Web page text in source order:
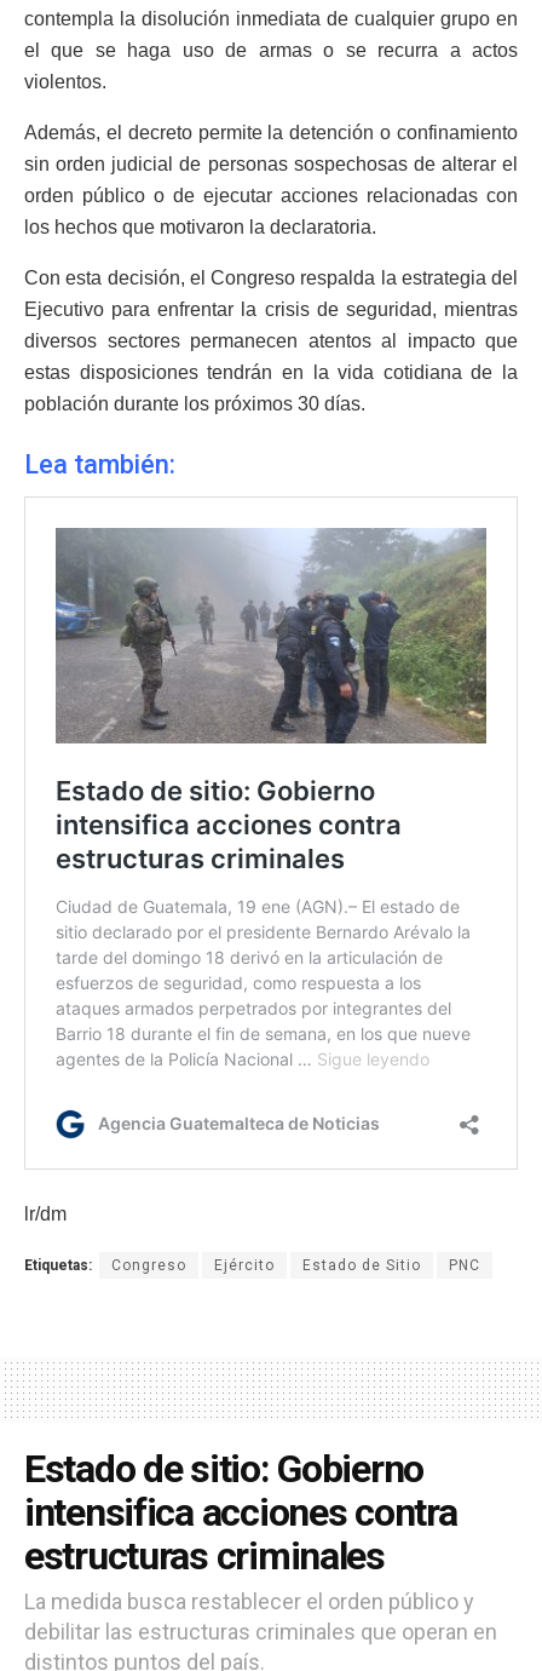
contempla la disolución inmediata de cualquier grupo en
el que se haga uso de armas o se recurra a actos
violentos.
Además, el decreto permite la detención o confinamiento
sin orden judicial de personas sospechosas de alterar el
orden público o de ejecutar acciones relacionadas con
los hechos que motivaron la declaratoria.
Con esta decisión, el Congreso respalda la estrategia del
Ejecutivo para enfrentar la crisis de seguridad, mientras
diversos sectores permanecen atentos al impacto que
estas disposiciones tendrán en la vida cotidiana de la
población durante los próximos 30 días.
Lea también:
lr/dm
Etiquetas: Congreso Ejército Estado de Sitio PNC
Estado de sitio: Gobierno
intensifica acciones contra
estructuras criminales
La medida busca restablecer el orden público y
debilitar las estructuras criminales que operan en
distintos puntos del país.